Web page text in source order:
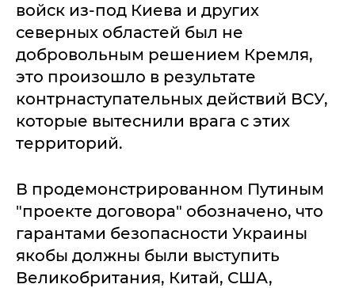
войск из-под Киева и других
северных областей был не
добровольным решением Кремля,
это произошло в результате
контрнаступательных действий ВСУ,
которые вытеснили врага с этих
территорий.
В продемонстрированном Путиным
"проекте договора" обозначено, что
гарантами безопасности Украины
якобы должны были выступить
Великобритания, Китай, США,